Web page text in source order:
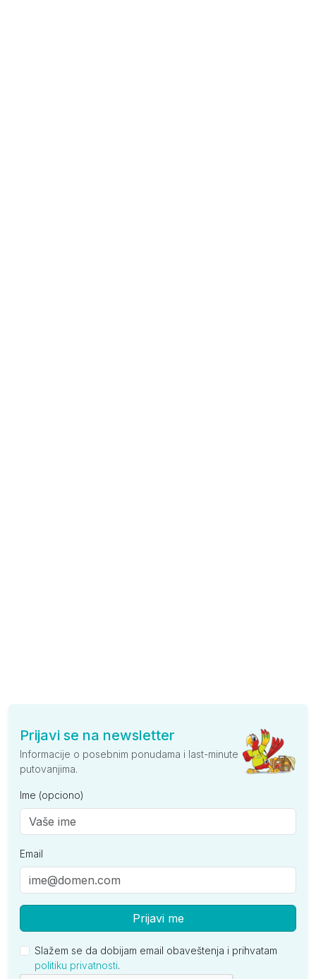
Prijavi se na newsletter
Informacije o posebnim ponudama i last-minute
putovanjima.
Ime (opciono)
Email
Prijavi me
Slažem se da dobijam email obaveštenja i prihvatam
politiku privatnosti.